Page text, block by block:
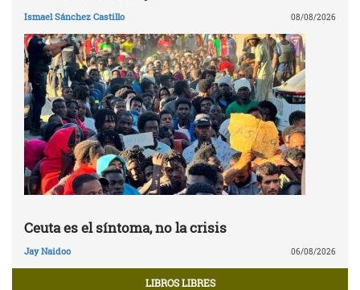
Ismael Sánchez Castillo 08/08/2026
Ceuta es el síntoma, no la crisis
Jay Naidoo 06/08/2026
LIBROS LIBRES